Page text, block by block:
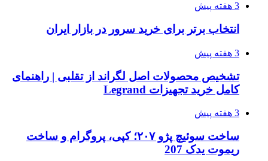
3 هفته پیش
انتخاب برتر برای خرید سرور در بازار ایران
3 هفته پیش
تشخیص محصولات اصل لگراند از تقلبی | راهنمای
کامل خرید تجهیزات Legrand
3 هفته پیش
ساخت سوئیچ پژو ۲۰۷؛ کپی، پروگرام و ساخت
ریموت یدک 207